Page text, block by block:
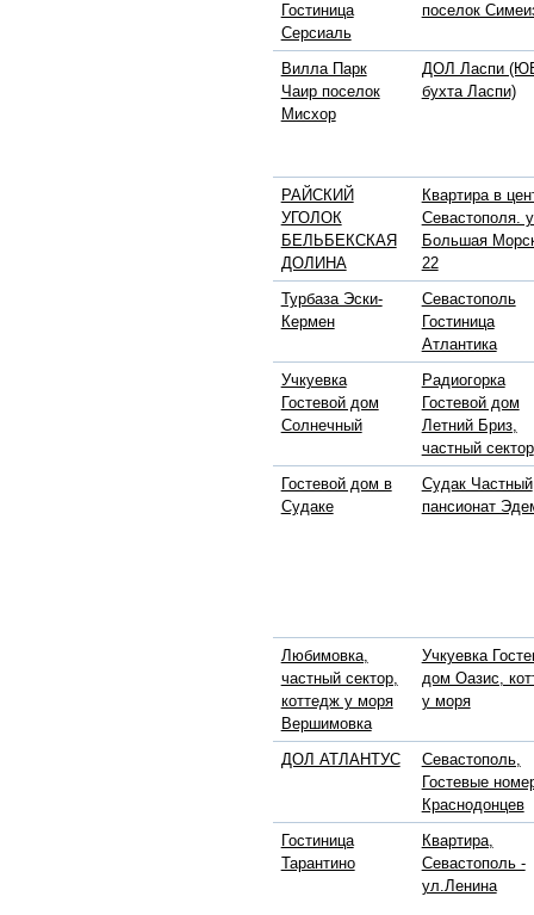
Гостиница
Серсиаль
поселок
Вилла Парк
Чаир поселок
Мисхор
ДОЛ Ласпи
бухта Ласпи)
РАЙСКИЙ
УГОЛОК
БЕЛЬБЕКСКАЯ
ДОЛИНА
Квартира в
Севастополя.
Большая
22
Турбаза Эски-
Кермен
Севастополь
Гостиница
Атлантика
Учкуевка
Гостевой дом
Солнечный
Радиогорка
Гостевой дом
Летний Бриз,
частный сектор
Гостевой дом в
Судаке
Судак Частный
пансионат
Любимовка,
частный сектор,
коттедж у моря
Вершимовка
Учкуевка
дом Оазис,
у моря
ДОЛ АТЛАНТУС
Севастополь,
Гостевые
Краснодонцев
Гостиница
Тарантино
Квартира,
Севастополь -
ул.Ленина